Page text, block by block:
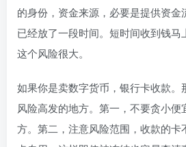
的身份，资金来源，必要是提供资
已经放了一段时间。短时间收到钱马
这个风险很大。
如果你是卖数字货币，银行卡收款。
风险高发的地方。第一，不要贪小
方。第二，注意风险范围，收款的卡